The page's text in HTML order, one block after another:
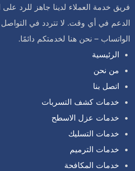
فريق خدمة العملاء لدينا جاهز للرد
الدعم في أي وقت. لا تتردد في التواصل
الواتساب – نحن هنا لخدمتكم دائمًا.
الرئيسية
من نحن
اتصل بنا
خدمات كشف التسربات
خدمات عزل الاسطح
خدمات التسليك
خدمات الترميم
خدمات المكافحة